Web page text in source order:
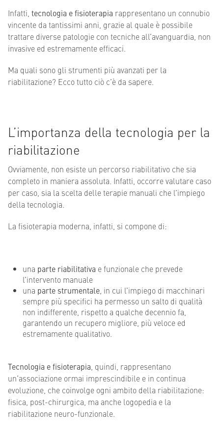
Infatti, tecnologia e fisioterapia rappresentano un connubio
vincente da tantissimi anni, grazie al quale è possibile
trattare diverse patologie con tecniche all’avanguardia, non
invasive ed estremamente efficaci.
Ma quali sono gli strumenti più avanzati per la
riabilitazione? Ecco tutto ciò c’è da sapere.
L’importanza della tecnologia per la
riabilitazione
Ovviamente, non esiste un percorso riabilitativo che sia
completo in maniera assoluta. Infatti, occorre valutare caso
per caso, sia la scelta delle terapie manuali che l’impiego
della tecnologia.
La fisioterapia moderna, infatti, si compone di:
una parte riabilitativa e funzionale che prevede
l’intervento manuale
una parte strumentale , in cui l’impiego di macchinari
sempre più specifici ha permesso un salto di qualità
non indifferente, rispetto a qualche decennio fa,
garantendo un recupero migliore, più veloce ed
estremamente qualitativo.
Tecnologia e fisioterapia , quindi, rappresentano
un’associazione ormai imprescindibile e in continua
evoluzione, che coinvolge ogni ambito della riabilitazione:
fisica, post-chirurgica, ma anche logopedia e la
riabilitazione neuro-funzionale.